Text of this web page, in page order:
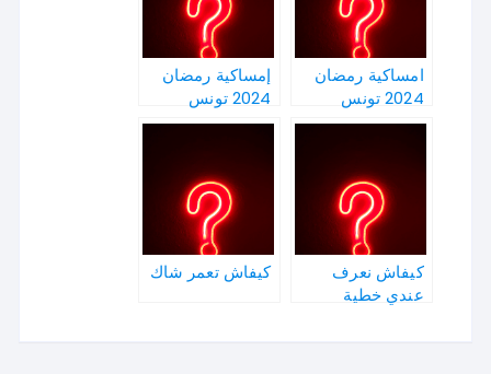
امساكية رمضان
2024 تونس
إمساكية رمضان
2024 تونس
كيفاش نعرف
عندي خطية
كيفاش تعمر شاك